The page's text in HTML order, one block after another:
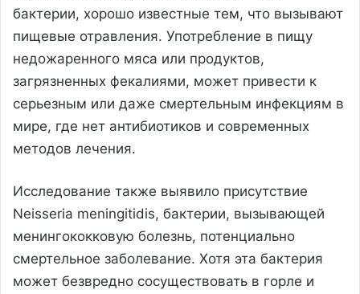
бактерии, хорошо известные тем, что вызывают
пищевые отравления. Употребление в пищу
недожаренного мяса или продуктов,
загрязненных фекалиями, может привести к
серьезным или даже смертельным инфекциям в
мире, где нет антибиотиков и современных
методов лечения.
Исследование также выявило присутствие
Neisseria meningitidis, бактерии, вызывающей
менингококковую болезнь, потенциально
смертельное заболевание. Хотя эта бактерия
может безвредно сосуществовать в горле и